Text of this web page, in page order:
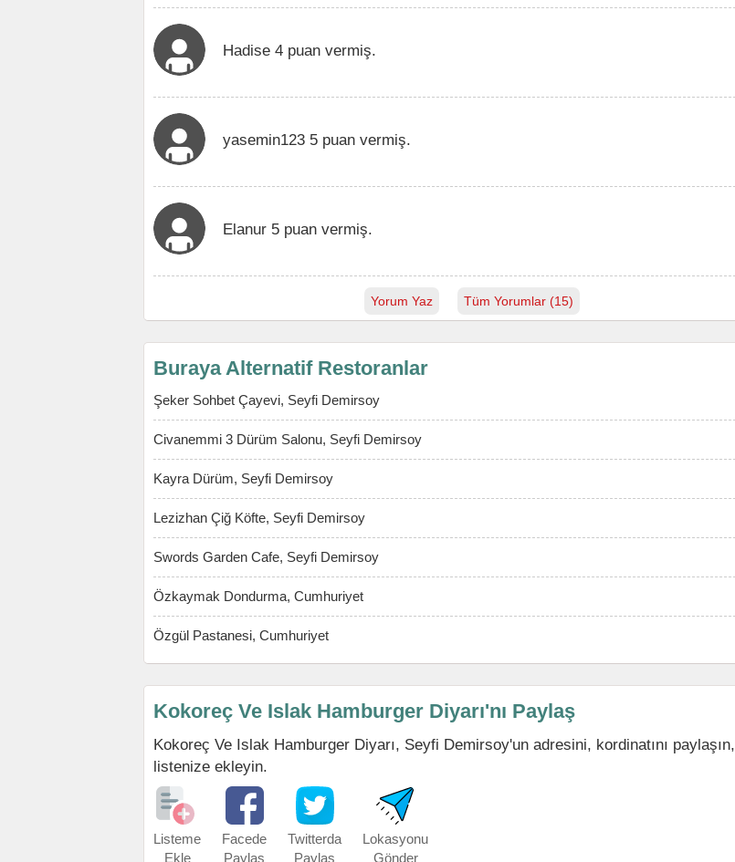
Hadise 4 puan vermiş.
yasemin123 5 puan vermiş.
Elanur 5 puan vermiş.
Yorum Yaz Tüm Yorumlar (15)
Buraya Alternatif Restoranlar
Şeker Sohbet Çayevi, Seyfi Demirsoy
Civanemmi 3 Dürüm Salonu, Seyfi Demirsoy
Kayra Dürüm, Seyfi Demirsoy
Lezizhan Çiğ Köfte, Seyfi Demirsoy
Swords Garden Cafe, Seyfi Demirsoy
Özkaymak Dondurma, Cumhuriyet
Özgül Pastanesi, Cumhuriyet
Kokoreç Ve Islak Hamburger Diyarı'nı Paylaş
Kokoreç Ve Islak Hamburger Diyarı, Seyfi Demirsoy'un adresini, kordinatını paylaşın,
listenize ekleyin.
Listeme
Ekle
Facede
Paylaş
Twitterda
Paylaş
Lokasyonu
Gönder